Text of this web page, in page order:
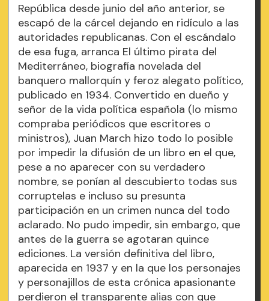
República desde junio del año anterior, se
escapó de la cárcel dejando en ridículo a las
autoridades republicanas. Con el escándalo
de esa fuga, arranca El último pirata del
Mediterráneo, biografía novelada del
banquero mallorquín y feroz alegato político,
publicado en 1934. Convertido en dueño y
señor de la vida política española (lo mismo
compraba periódicos que escritores o
ministros), Juan March hizo todo lo posible
por impedir la difusión de un libro en el que,
pese a no aparecer con su verdadero
nombre, se ponían al descubierto todas sus
corruptelas e incluso su presunta
participación en un crimen nunca del todo
aclarado. No pudo impedir, sin embargo, que
antes de la guerra se agotaran quince
ediciones. La versión definitiva del libro,
aparecida en 1937 y en la que los personajes
y personajillos de esta crónica apasionante
perdieron el transparente alias con que